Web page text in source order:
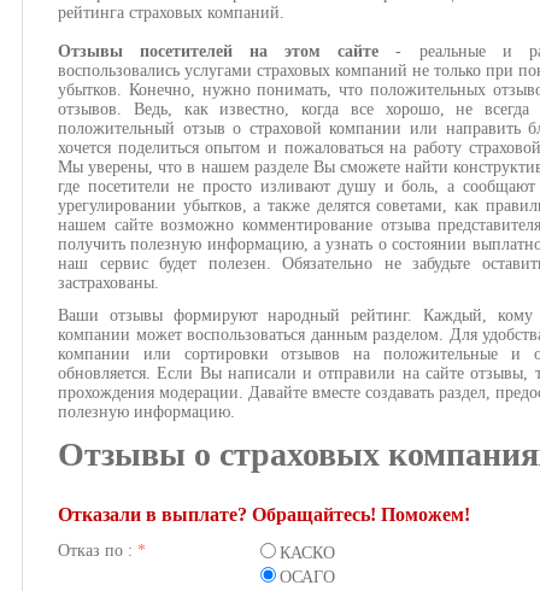
рейтинга страховых компаний.
Отзывы посетителей на этом сайте- реальные и
воспользовались услугами страховых компаний не только при
убытков. Конечно, нужно понимать, что положительных
отзывов. Ведь, как известно, когда все хорошо, не всегда
положительный отзыв о страховой компании или направить
хочется поделиться опытом и пожаловаться на работу
Мы уверены, что в нашем разделе Вы сможете найти
где посетители не просто изливают душу и боль, а сообщают
урегулировании убытков, а также делятся советами, как
нашем сайте возможно комментирование отзыва
получить полезную информацию, а узнать о состоянии
наш сервис будет полезен. Обязательно не забудьте
застрахованы.
Ваши отзывы формируют народный рейтинг. Каждый, кому
компании может воспользоваться данным разделом. Для
компании или сортировки отзывов на положительные и
обновляется. Если Вы написали и отправили на сайте отзывы,
прохождения модерации. Давайте вместе создавать раздел,
полезную информацию.
Отзывы о страховых
Отказали в выплате? Обращайтесь! Поможем!
Отказ по : *
КАСКО
ОСАГО